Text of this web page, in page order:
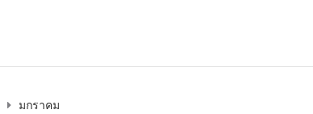
มกราคม